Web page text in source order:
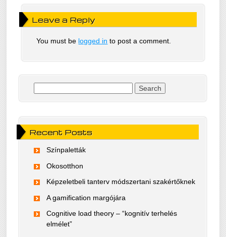
Leave a Reply
You must be logged in to post a comment.
Recent Posts
Színpaletták
Okosotthon
Képzeletbeli tanterv módszertani szakértőknek
A gamification margójára
Cognitive load theory – “kognitív terhelés
elmélet”